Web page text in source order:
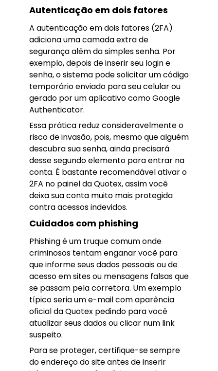
Autenticação em dois fatores
A autenticação em dois fatores (2FA)
adiciona uma camada extra de
segurança além da simples senha. Por
exemplo, depois de inserir seu login e
senha, o sistema pode solicitar um código
temporário enviado para seu celular ou
gerado por um aplicativo como Google
Authenticator.
Essa prática reduz consideravelmente o
risco de invasão, pois, mesmo que alguém
descubra sua senha, ainda precisará
desse segundo elemento para entrar na
conta. É bastante recomendável ativar o
2FA no painel da Quotex, assim você
deixa sua conta muito mais protegida
contra acessos indevidos.
Cuidados com phishing
Phishing é um truque comum onde
criminosos tentam enganar você para
que informe seus dados pessoais ou de
acesso em sites ou mensagens falsas que
se passam pela corretora. Um exemplo
típico seria um e-mail com aparência
oficial da Quotex pedindo para você
atualizar seus dados ou clicar num link
suspeito.
Para se proteger, certifique-se sempre
do endereço do site antes de inserir